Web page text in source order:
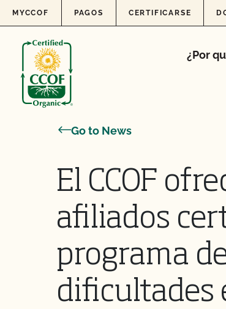
Skip to content
MYCCOF PAGOS CERTIFICARSE
¿Por
Go to News
El CCOF
afiliados
programa
dificultades